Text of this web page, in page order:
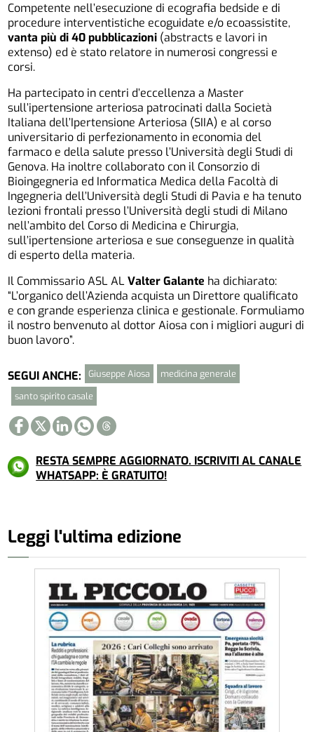
Competente nell’esecuzione di ecografia bedside e di
procedure interventistiche ecoguidate e/o ecoassistite,
vanta più di 40 pubblicazioni (abstracts e lavori in
extenso) ed è stato relatore in numerosi congressi e
corsi.
Ha partecipato in centri d’eccellenza a Master
sull’ipertensione arteriosa patrocinati dalla Società
Italiana dell’Ipertensione Arteriosa (SIIA) e al corso
universitario di perfezionamento in economia del
farmaco e della salute presso l’Università degli Studi di
Genova. Ha inoltre collaborato con il Consorzio di
Bioingegneria ed Informatica Medica della Facoltà di
Ingegneria dell’Università degli Studi di Pavia e ha tenuto
lezioni frontali presso l’Università degli studi di Milano
nell’ambito del Corso di Medicina e Chirurgia,
sull’ipertensione arteriosa e sue conseguenze in qualità
di esperto della materia.
Il Commissario ASL ALValter Galante ha dichiarato:
“L’organico dell’Azienda acquista un Direttore qualificato
e con grande esperienza clinica e gestionale. Formuliamo
il nostro benvenuto al dottor Aiosa con i migliori auguri di
buon lavoro”.
SEGUI ANCHE: Giuseppe Aiosa
medicina generale
santo spirito casale
RESTA SEMPRE AGGIORNATO. ISCRIVITI AL CANALE
WHATSAPP: È GRATUITO!
Leggi l'ultima edizione